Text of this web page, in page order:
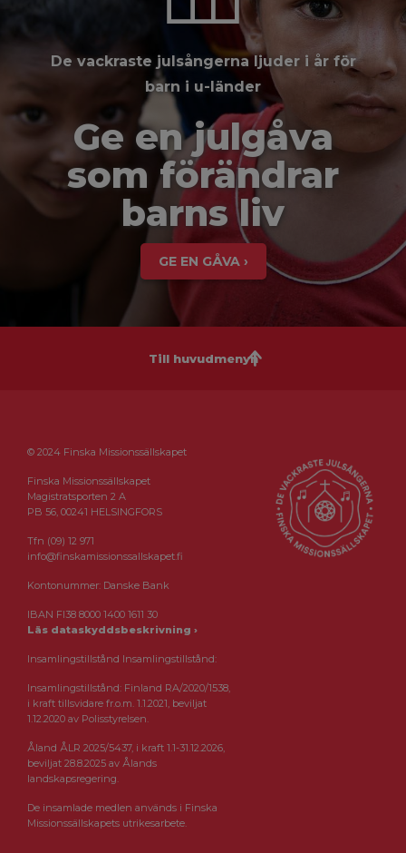
De vackraste julsångerna ljuder i år för
barn i u-länder
Ge en julgåva
som förändrar
barns liv
GE EN GÅVA ›
Till huvudmenyn
© 2024 Finska Missionssällskapet
Finska Missionssällskapet
Magistratsporten 2 A
PB 56, 00241 HELSINGFORS
Tfn (09) 12 971
info@finskamissionssallskapet.fi
Kontonummer: Danske Bank
IBAN FI38 8000 1400 1611 30
Läs dataskyddsbeskrivning ›
Insamlingstillstånd Insamlingstillstånd:
Insamlingstillstånd: Finland RA/2020/1538,
i kraft tillsvidare fr.o.m. 1.1.2021, beviljat
1.12.2020 av Polisstyrelsen.
Åland ÅLR 2025/5437, i kraft 1.1-31.12.2026,
beviljat 28.8.2025 av Ålands
landskapsregering.
De insamlade medlen används i Finska
Missionssällskapets utrikesarbete.